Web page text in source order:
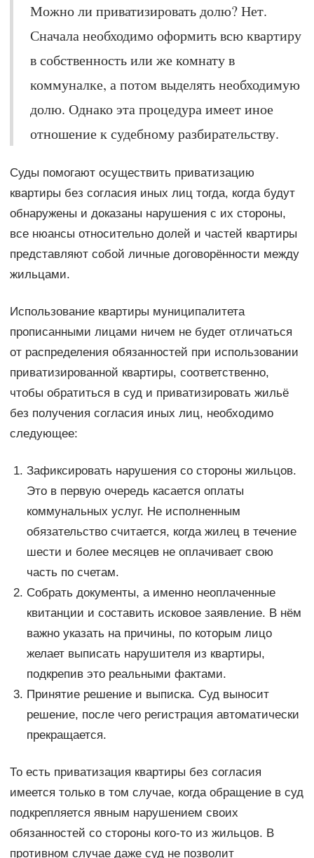
Можно ли приватизировать долю? Нет.
Сначала необходимо оформить всю квартиру
в собственность или же комнату в
коммуналке, а потом выделять необходимую
долю. Однако эта процедура имеет иное
отношение к судебному разбирательству.
Суды помогают осуществить приватизацию
квартиры без согласия иных лиц тогда, когда будут
обнаружены и доказаны нарушения с их стороны,
все нюансы относительно долей и частей квартиры
представляют собой личные договорённости между
жильцами.
Использование квартиры муниципалитета
прописанными лицами ничем не будет отличаться
от распределения обязанностей при использовании
приватизированной квартиры, соответственно,
чтобы обратиться в суд и приватизировать жильё
без получения согласия иных лиц, необходимо
следующее:
Зафиксировать нарушения со стороны жильцов.
Это в первую очередь касается оплаты
коммунальных услуг. Не исполненным
обязательство считается, когда жилец в течение
шести и более месяцев не оплачивает свою
часть по счетам.
Собрать документы, а именно неоплаченные
квитанции и составить исковое заявление. В нём
важно указать на причины, по которым лицо
желает выписать нарушителя из квартиры,
подкрепив это реальными фактами.
Принятие решение и выписка. Суд выносит
решение, после чего регистрация автоматически
прекращается.
То есть приватизация квартиры без согласия
имеется только в том случае, когда обращение в суд
подкрепляется явным нарушением своих
обязанностей со стороны кого-то из жильцов. В
противном случае даже суд не позволит